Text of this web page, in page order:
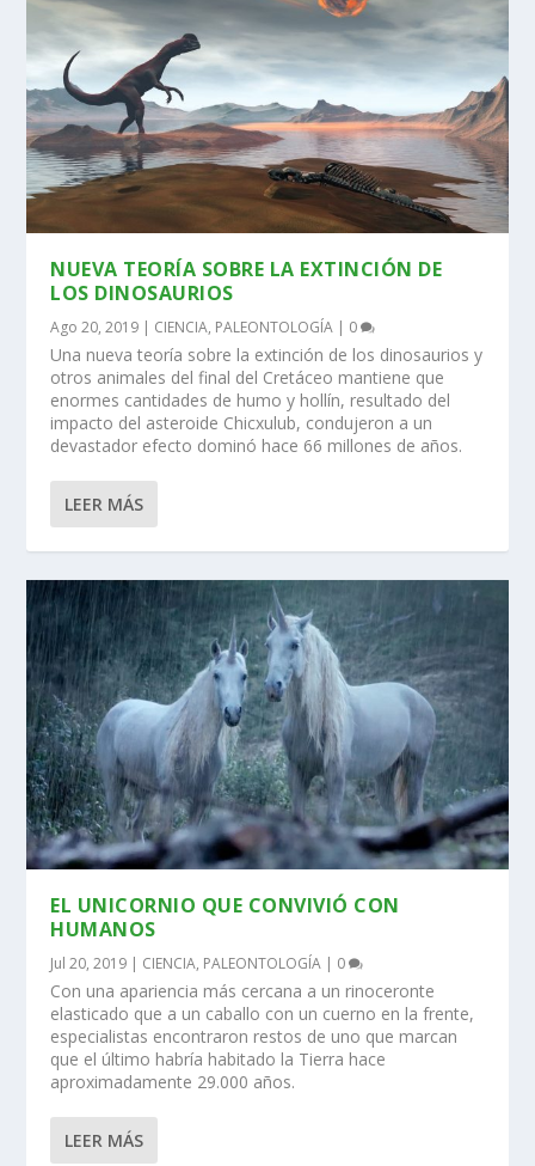
NUEVA TEORÍA SOBRE LA EXTINCIÓN DE
LOS DINOSAURIOS
Ago 20, 2019 | CIENCIA, PALEONTOLOGÍA | 0
Una nueva teoría sobre la extinción de los dinosaurios y
otros animales del final del Cretáceo mantiene que
enormes cantidades de humo y hollín, resultado del
impacto del asteroide Chicxulub, condujeron a un
devastador efecto dominó hace 66 millones de años.
LEER MÁS
EL UNICORNIO QUE CONVIVIÓ CON
HUMANOS
Jul 20, 2019 | CIENCIA, PALEONTOLOGÍA | 0
Con una apariencia más cercana a un rinoceronte
elasticado que a un caballo con un cuerno en la frente,
especialistas encontraron restos de uno que marcan
que el último habría habitado la Tierra hace
aproximadamente 29.000 años.
LEER MÁS